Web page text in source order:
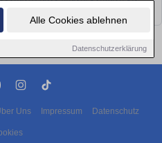
Alle Cookies ablehnen
Datenschutzerklärung
Uns Impressum Datenschutz